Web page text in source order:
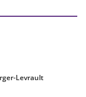
Levrault